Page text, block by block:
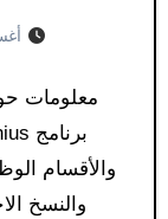
معلومات
والأقسام
والنسخ